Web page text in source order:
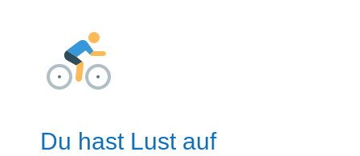
Du hast Lust auf